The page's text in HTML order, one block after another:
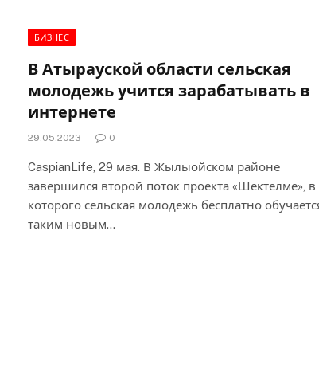
БИЗНЕС
В Атырауской области сельская
молодежь учится зарабатывать в
интернете
29.05.2023 0
CaspianLife, 29 мая. В Жылыойском районе
завершился второй поток проекта «Шектелме», в
которого сельская молодежь бесплатно
таким новым…